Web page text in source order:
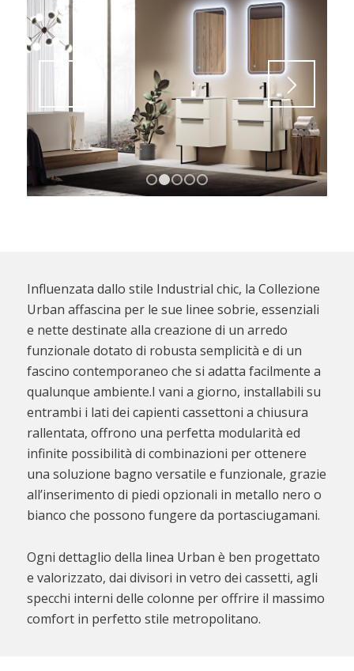
1 2 3 4 5
Influenzata dallo stile Industrial chic, la Collezione
Urban affascina per le sue linee sobrie, essenziali
e nette destinate alla creazione di un arredo
funzionale dotato di robusta semplicità e di un
fascino contemporaneo che si adatta facilmente a
qualunque ambiente.I vani a giorno, installabili su
entrambi i lati dei capienti cassettoni a chiusura
rallentata, offrono una perfetta modularità ed
infinite possibilità di combinazioni per ottenere
una soluzione bagno versatile e funzionale, grazie
all’inserimento di piedi opzionali in metallo nero o
bianco che possono fungere da portasciugamani.
Ogni dettaglio della linea Urban è ben progettato
e valorizzato, dai divisori in vetro dei cassetti, agli
specchi interni delle colonne per offrire il massimo
comfort in perfetto stile metropolitano.